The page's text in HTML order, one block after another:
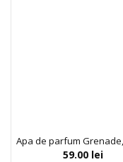
59.00 lei